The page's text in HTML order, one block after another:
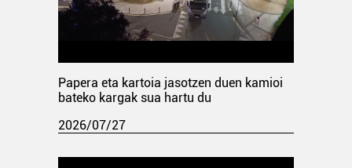
Papera eta kartoia jasotzen duen kamioi
bateko kargak sua hartu du
2026/07/27